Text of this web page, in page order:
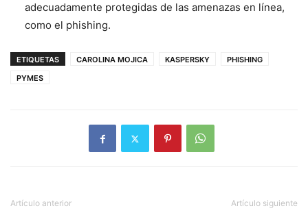
adecuadamente protegidas de las amenazas en línea,
como el phishing.
ETIQUETAS CAROLINA MOJICA KASPERSKY
PHISHING
PYMES
Artículo anterior Artículo siguiente